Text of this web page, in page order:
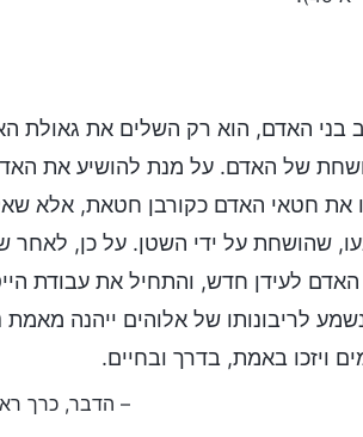
האדם, הוא רק השלים את גאולת
של האדם. על מנת להושיע את
את חטאי האדם כקורבן חטאת, אלא
שהושחת על ידי השטן. על כן,
לעידן חדש, והתחיל את עבודת
לריבונותו של אלוהים ייהנה מאמת
ויזכו באמת, בדרך ובחיים.
– הדבר, כרך